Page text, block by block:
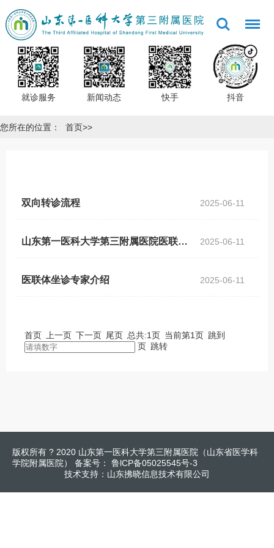
就诊服务 新闻动态 快手 抖音
您所在的位置： 首页>>
双向转诊流程 2025-06-11
山东第一医科大学第三附属医院医联体及分级诊疗合作单位名单 2025-06-11
医联体坐诊专家介绍 2025-06-11
首页 上一页 下一页 尾页 总共:1页 当前第1页 跳到
页 跳转
版权所有 ? 2020 山东第一医科大学第三附属医院（山东省医学科
学院附属医院） 备案号：
鲁lCP备05025545号-3
技术支持： 山东拂晓信息技术有限公司